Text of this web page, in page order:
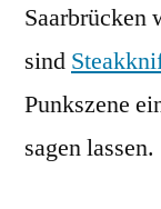
Saarbrücken
sind
Punkszene
sagen lassen.